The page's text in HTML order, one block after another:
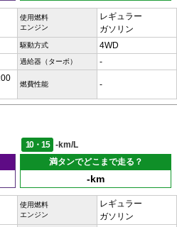
使用燃料
エンジン
レギュラー
ガソリン
駆動方式 4WD
過給器（ターボ） -
燃費性能 -
10・15
-km/L
満タンでどこまで走る？
-km
使用燃料
エンジン
レギュラー
ガソリン